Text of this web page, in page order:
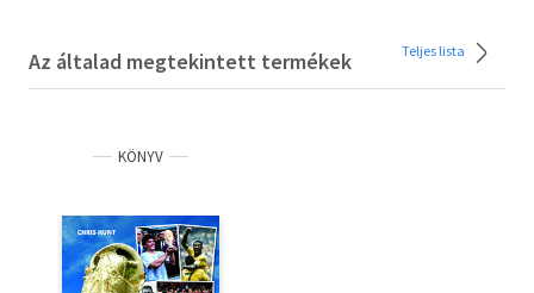
Az általad megtekintett termékek Teljes lista
KÖNYV